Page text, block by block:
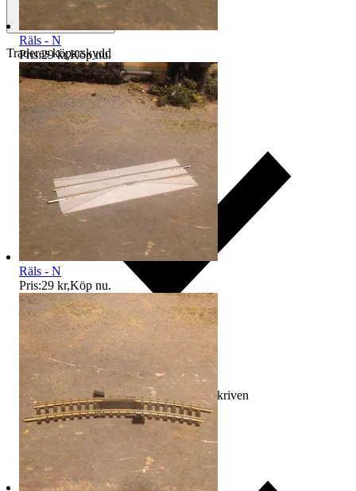
Traderas köparskydd
Ersättning om varan inte är som beskriven
Räls - N
Pris:29 kr,Köp nu.
Räls - N
Pris:29 kr,Köp nu.